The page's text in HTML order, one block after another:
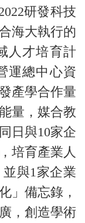
研發科技
海大執行的
人才培育計
運總中心資
產學合作量
量，媒合教
日與10家企
培育產業人
與1家企業
」備忘錄，
，創造學術